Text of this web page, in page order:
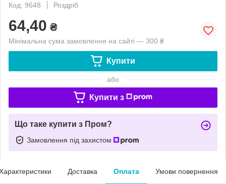
Код: 9648
Роздріб
64,40 ₴
Мінімальна сума замовлення на сайті — 300 ₴
Купити
або
Купити з
Що таке купити з Пром?
Замовлення під захистом
Доставка Оплата Умови повернення